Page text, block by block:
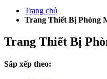
Trang chủ
Trang Thiết Bị Phòng
Trang Thiết Bị
Sắp xếp theo: